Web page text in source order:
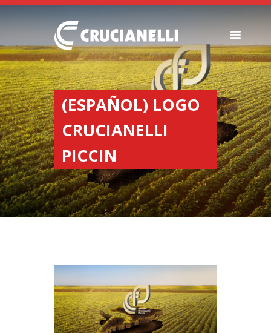
(ESPAÑOL) LOGO
CRUCIANELLI
PICCIN
SEEDERS
FERTILIZER
SPREADERS
ABOUT US
DEALERSHIPS
NEWS
COMPANY
CONTACT